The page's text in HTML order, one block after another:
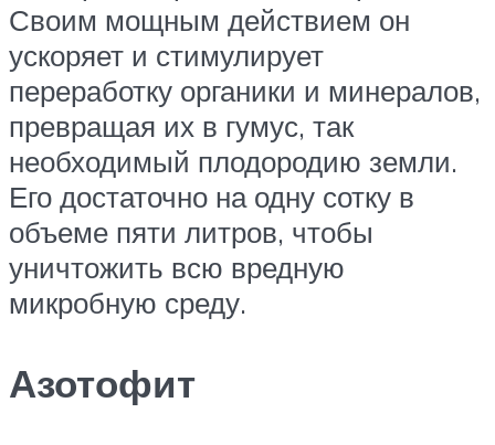
Своим мощным действием он
ускоряет и стимулирует
переработку органики и минералов,
превращая их в гумус, так
необходимый плодородию земли.
Его достаточно на одну сотку в
объеме пяти литров, чтобы
уничтожить всю вредную
микробную среду.
Азотофит